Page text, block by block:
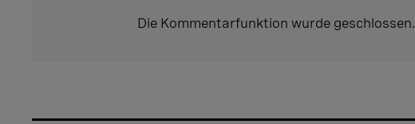
Die Kommentarfunktion wurde geschlossen.